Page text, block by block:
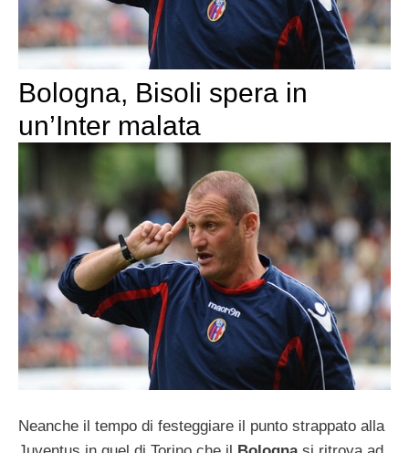
Bologna, Bisoli spera in
un’Inter malata
Neanche il tempo di festeggiare il punto strappato alla